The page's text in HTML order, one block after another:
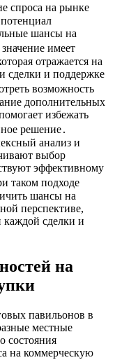
спроса на рынке
шансы на
имеет
отражается на
сделки и поддержке
возможность
дополнительных
избежать
решение․
анализ и
выбор
эффективному
таком подходе
шансы на
перспективе,
каждой сделки и
на
павильонов в
местные
состояния
на коммерческую